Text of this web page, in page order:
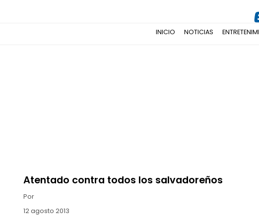
INICIO NOTICIAS
Atentado contra todos los salvadoreños
Por
12 agosto 2013